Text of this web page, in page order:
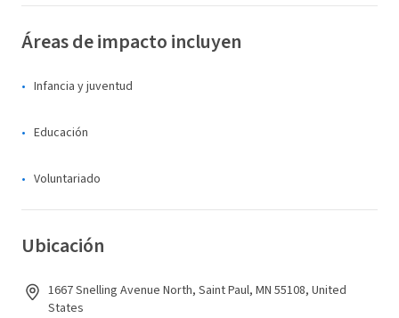
Áreas de impacto incluyen
Infancia y juventud
Educación
Voluntariado
Ubicación
1667 Snelling Avenue North, Saint Paul, MN 55108, United
States